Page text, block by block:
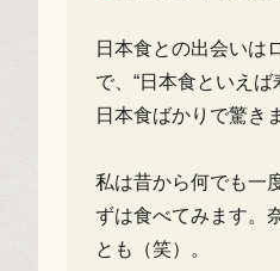
日本食との出会いは
で、“日本食といえ
日本食ばかりで驚き
私は昔から何でも一
ずは食べてみます。
とも（笑）。